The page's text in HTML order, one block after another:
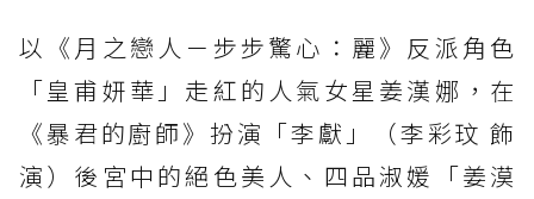
以《月之戀人－步步驚心：麗》反派角色
「皇甫妍華」走紅的人氣女星姜漢娜，在
《暴君的廚師》扮演「李獻」（李彩玟 飾
演）後宮中的絕色美人、四品淑媛「姜漠